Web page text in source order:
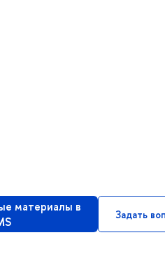
материалы в
Задать